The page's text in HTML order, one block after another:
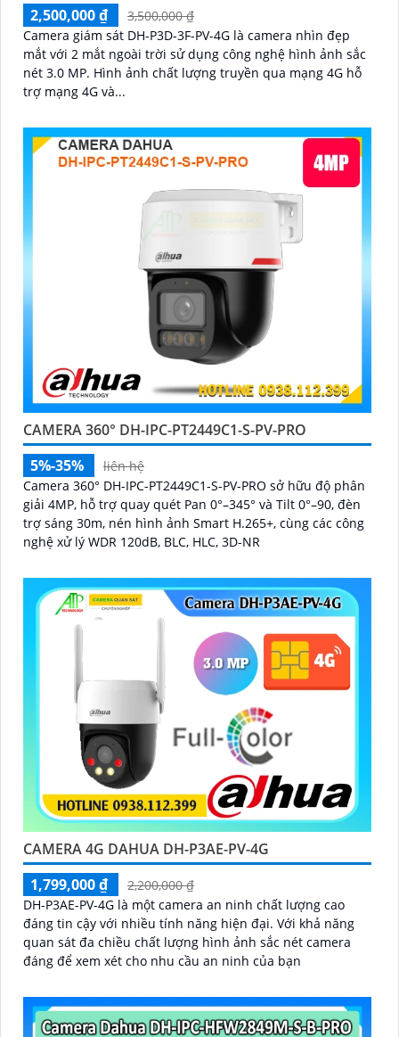
2,500,000 ₫
3,500,000 ₫
Camera giám sát DH-P3D-3F-PV-4G là camera nhìn đẹp
mắt với 2 mắt ngoài trời sử dụng công nghệ hình ảnh sắc
nét 3.0 MP. Hình ảnh chất lượng truyền qua mạng 4G hỗ
trợ mạng 4G và...
CAMERA 360° DH-IPC-PT2449C1-S-PV-PRO
5%-35%
liên hệ
Camera 360° DH-IPC-PT2449C1-S-PV-PRO sở hữu độ phân
giải 4MP, hỗ trợ quay quét Pan 0°–345° và Tilt 0°–90, đèn
trợ sáng 30m, nén hình ảnh Smart H.265+, cùng các công
nghệ xử lý WDR 120dB, BLC, HLC, 3D-NR
CAMERA 4G DAHUA DH-P3AE-PV-4G
1,799,000 ₫
2,200,000 ₫
DH-P3AE-PV-4G là một camera an ninh chất lượng cao
đáng tin cậy với nhiều tính năng hiện đại. Với khả năng
quan sát đa chiều chất lượng hình ảnh sắc nét camera
đáng để xem xét cho nhu cầu an ninh của bạn